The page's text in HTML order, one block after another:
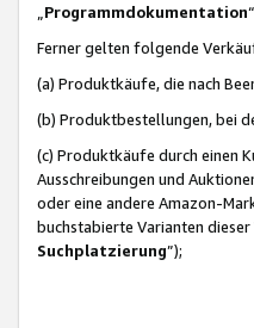
Programmdokumentation
Ferner gelten folgende
(a) Produktkäufe, die nach
(b) Produktbestellungen, bei
(c) Produktkäufe durch einen
Ausschreibungen und
oder eine andere Amazon-
buchstabierte Varianten dieser
Suchplatzierung”);